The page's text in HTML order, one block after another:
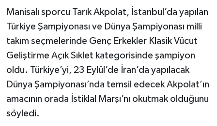
Manisalı sporcu Tarık Akpolat, İstanbul’da yapılan
Türkiye Şampiyonası ve Dünya Şampiyonası milli
takım seçmelerinde Genç Erkekler Klasik Vücut
Geliştirme Açık Sıklet kategorisinde şampiyon
oldu. Türkiye’yi, 23 Eylül’de İran’da yapılacak
Dünya Şampiyonası’nda temsil edecek Akpolat’ın
amacının orada İstiklal Marşı’nı okutmak olduğunu
söyledi.